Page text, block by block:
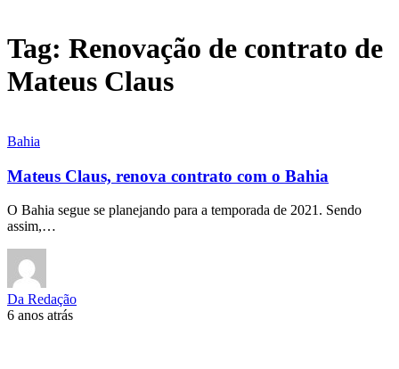
Tag: Renovação de contrato de
Mateus Claus
Bahia
Mateus Claus, renova contrato com o Bahia
O Bahia segue se planejando para a temporada de 2021. Sendo
assim,…
Da Redação
6 anos atrás